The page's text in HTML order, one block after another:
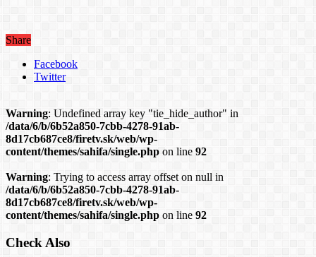
Share
Facebook
Twitter
Warning: Undefined array key "tie_hide_author" in
/data/6/b/6b52a850-7cbb-4278-91ab-
8d17cb687ce8/firetv.sk/web/wp-
content/themes/sahifa/single.php on line 92
Warning: Trying to access array offset on null in
/data/6/b/6b52a850-7cbb-4278-91ab-
8d17cb687ce8/firetv.sk/web/wp-
content/themes/sahifa/single.php on line 92
Check Also